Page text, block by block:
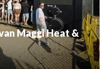
Maggi Heat &